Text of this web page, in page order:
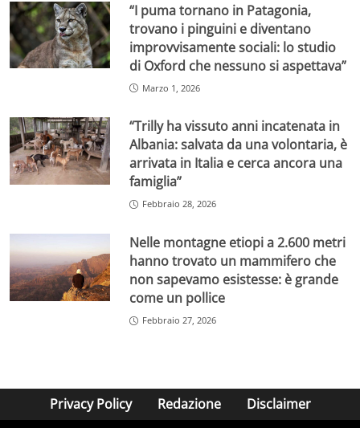
“I puma tornano in Patagonia,
trovano i pinguini e diventano
improvvisamente sociali: lo studio
di Oxford che nessuno si aspettava”
Marzo 1, 2026
“Trilly ha vissuto anni incatenata in
Albania: salvata da una volontaria, è
arrivata in Italia e cerca ancora una
famiglia”
Febbraio 28, 2026
Nelle montagne etiopi a 2.600 metri
hanno trovato un mammifero che
non sapevamo esistesse: è grande
come un pollice
Febbraio 27, 2026
Privacy Policy Redazione Disclaimer